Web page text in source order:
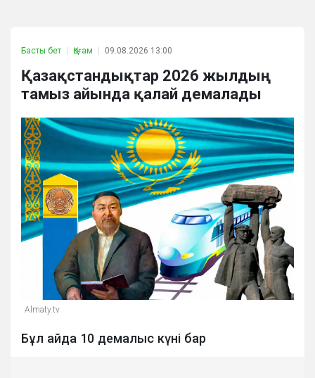
Басты бет Қоғам 09.08.2026 13:00
Қазақстандықтар 2026 жылдың
тамыз айында қалай демалады
Almaty.tv
Бұл айда 10 демалыс күні бар